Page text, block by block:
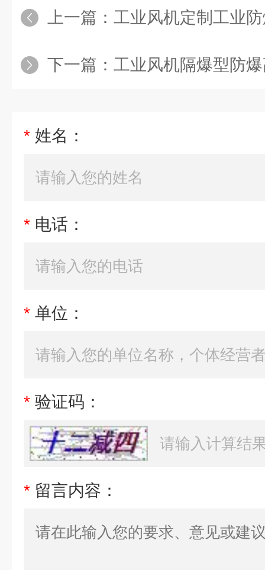
上一篇： 工业风机定制工业
下一篇： 工业风机隔爆型防
* 姓名：
* 电话：
* 单位：
* 验证码：
* 留言内容：